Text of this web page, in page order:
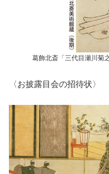
葛飾北斎「三代目瀬川菊
〈お披露目会の招待状〉